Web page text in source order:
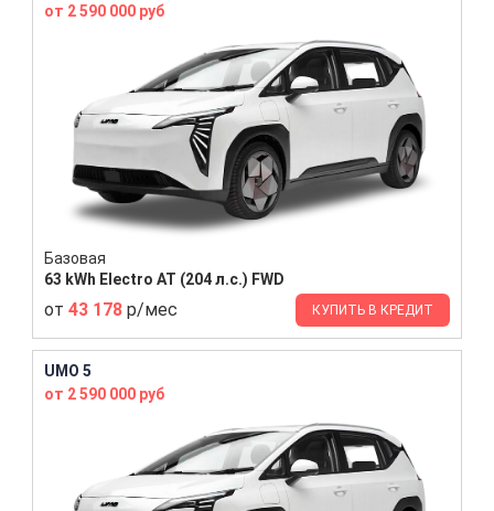
от 2 590 000 руб
Базовая
63 kWh Electro AT (204 л.с.) FWD
от 43 178 р/мес КУПИТЬ В КРЕДИТ
UMO 5
от 2 590 000 руб